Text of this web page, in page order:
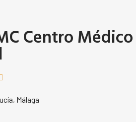
Centro Médico

, Málaga